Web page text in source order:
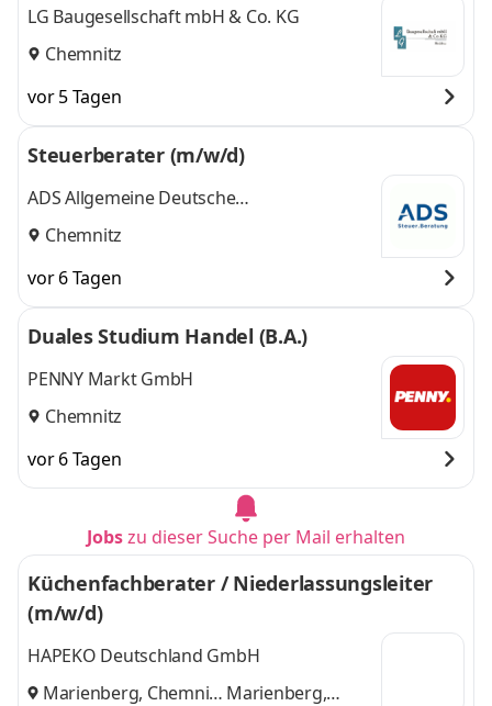
LG Baugesellschaft mbH & Co. KG
Chemnitz
vor 5 Tagen
Steuerberater (m/w/d)
ADS Allgemeine Deutsche
Steuerberatungsgesellschaft mbH
Chemnitz
vor 6 Tagen
Duales Studium Handel (B.A.)
PENNY Markt GmbH
Chemnitz
vor 6 Tagen
Jobszu dieser Suche per Mail erhalten
Küchenfachberater / Niederlassungsleiter
(m/w/d)
HAPEKO Deutschland GmbH
Marienberg, Chemnitz Marienberg,